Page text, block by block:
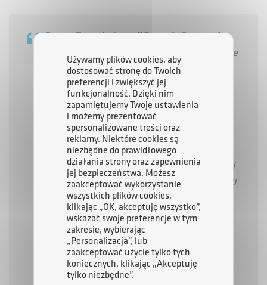
Prezes Zarządu Agencji Rozwoju Przemysłu
wskazał na fundamentalne
znaczenie projektu dla polskiego
bezpieczeństwa:
„Do kluczowych zadań Agencji Rozwoju
Przemysłu należy restrukturyzacja,
modernizacja oraz rozbudowa potencjału
produkcyjnego zakładów przemysłowych.
Jesteśmy gwarantem stabilności kapitałowej i
operacyjnej dla firm o strategicznym znaczeniu
dla bezpieczeństwa państwa. Ma to
fundamentalne znaczenie zwłaszcza w
przemyśle obronnym, gdzie długie cykle
inwestycyjne i wysokie ryzyko technologiczne
wymagają przewidywalnego zaplecza
decyzyjnego, a popyt jest pochodną
Używamy plików cookies, aby
dostosować stronę do Twoich
preferencji i zwiększyć jej
funkcjonalność. Dzięki nim
zapamiętujemy Twoje ustawienia
i możemy prezentować
spersonalizowane treści oraz
reklamy. Niektóre cookies są
niezbędne do prawidłowego
działania strony oraz zapewnienia
jej bezpieczeństwa. Możesz
zaakceptować wykorzystanie
wszystkich plików cookies,
klikając „OK, akceptuję wszystko”,
wskazać swoje preferencje w tym
zakresie, wybierając
„Personalizacja”, lub
zaakceptować użycie tylko tych
koniecznych, klikając „Akceptuję
tylko niezbędne”.